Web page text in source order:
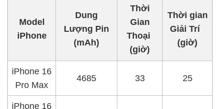
Model
iPhone
Dung
Lượng Pin
(mAh)
Thời
Gian
Thoại
(giờ)
Thời gian
Giải Trí
(giờ)
iPhone 16
Pro Max
4685 33 25
iPhone 16